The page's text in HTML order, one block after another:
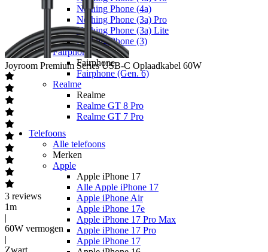
Nothing Phone (4a)
Nothing Phone (3a) Pro
Nothing Phone (3a) Lite
Nothing Phone (3)
Fairphone
Fairphone
Fairphone (Gen. 6)
Realme
Realme
Realme GT 8 Pro
Realme GT 7 Pro
Telefoons
Alle telefoons
Merken
Apple
Apple iPhone 17
Alle Apple iPhone 17
Apple iPhone Air
Apple iPhone 17e
Apple iPhone 17 Pro Max
Apple iPhone 17 Pro
Apple iPhone 17
Joyroom Premium Series USB-C Oplaadkabel 60W
3 reviews
1m
|
60W vermogen
|
Zwart